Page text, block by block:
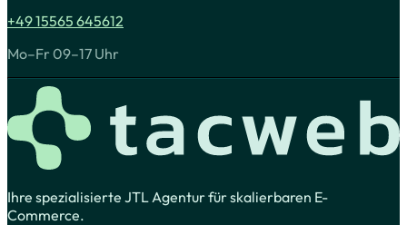
+49 15565 645612
Mo–Fr 09–17 Uhr
Ihre spezialisierte JTL Agentur für skalierbaren E-
Commerce.